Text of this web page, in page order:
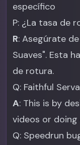
específico
P: ¿La tasa de
R: Asegúrate
Suaves". Esta
de rotura.
Q: Faithful
A: This is by
videos or
Q: Speedrun